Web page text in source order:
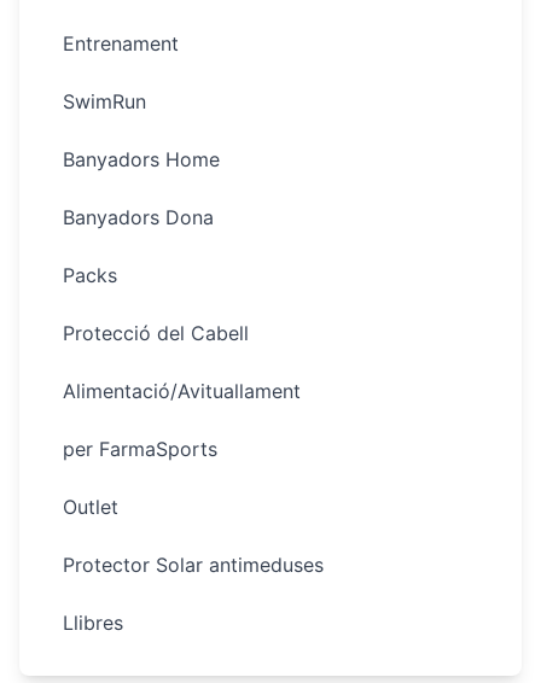
Entrenament
SwimRun
Banyadors Home
Banyadors Dona
Packs
Protecció del Cabell
Alimentació/Avituallament
per FarmaSports
Outlet
Protector Solar antimeduses
Llibres